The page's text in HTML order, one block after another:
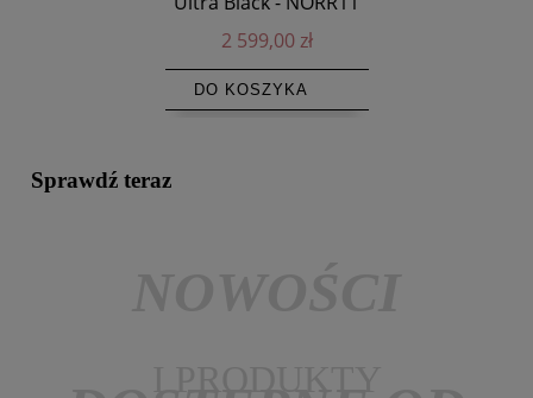
2 599,00 zł
DO KOSZYKA
Sprawdź teraz